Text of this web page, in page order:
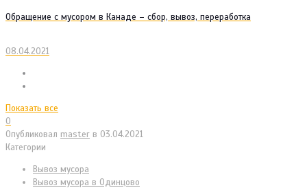
Обращение с мусором в Канаде – сбор, вывоз, переработка
08.04.2021
Показать все
0
Опубликовал master в 03.04.2021
Категории
Вывоз мусора
Вывоз мусора в Одинцово